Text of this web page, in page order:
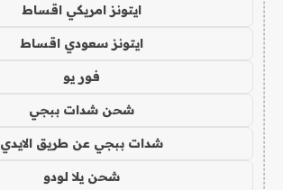
ايتونز امريكي اقساط
ايتونز سعودي اقساط
فور يو
شحن شدات ببجي
شدات ببجي عن طريق الايدي
شحن يلا لودو